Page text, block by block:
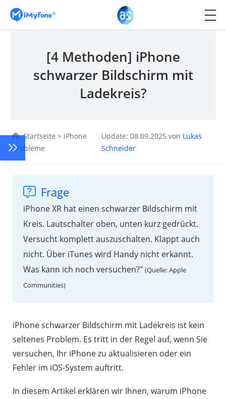
[4 Methoden] iPhone
schwarzer Bildschirm mit
Ladekreis?
Startseite > iPhone
Probleme
Update: 08.09.2025 von Lukas
Schneider
Frage
iPhone XR hat einen schwarzer Bildschirm mit
Kreis. Lautschalter oben, unten kurz gedrückt.
Versucht komplett auszuschalten. Klappt auch
nicht. Über iTunes wird Handy nicht erkannt.
Was kann ich noch versuchen?" (Quelle: Apple
Communities)
iPhone schwarzer Bildschirm mit Ladekreis ist kein
seltenes Problem. Es tritt in der Regel auf, wenn Sie
versuchen, Ihr iPhone zu aktualisieren oder ein
Fehler im iOS-System auftritt.
In diesem Artikel erklären wir Ihnen, warum iPhone